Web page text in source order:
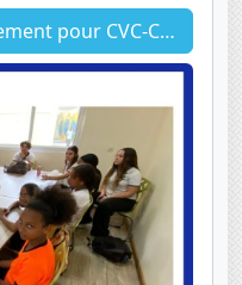
pour CVC-CVL